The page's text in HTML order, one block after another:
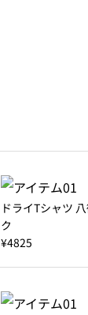
ドライTシャツ
ク
¥4825